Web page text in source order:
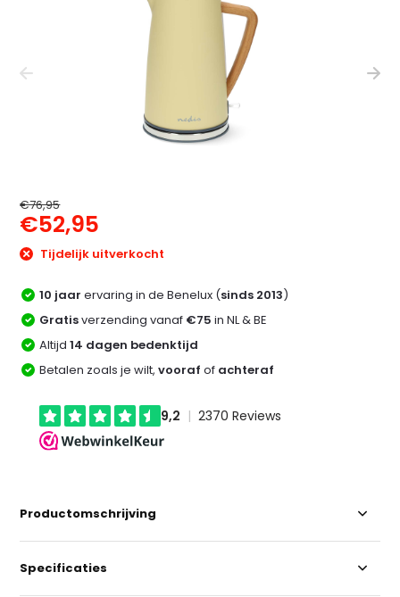
€76,95
€52,95
Tijdelijk uitverkocht
10 jaar ervaring in de Benelux (sinds 2013)
Gratisverzending vanaf €75 in NL & BE
Altijd14 dagen bedenktijd
Betalen zoals je wilt,vooraf of achteraf
Productomschrijving
Specificaties